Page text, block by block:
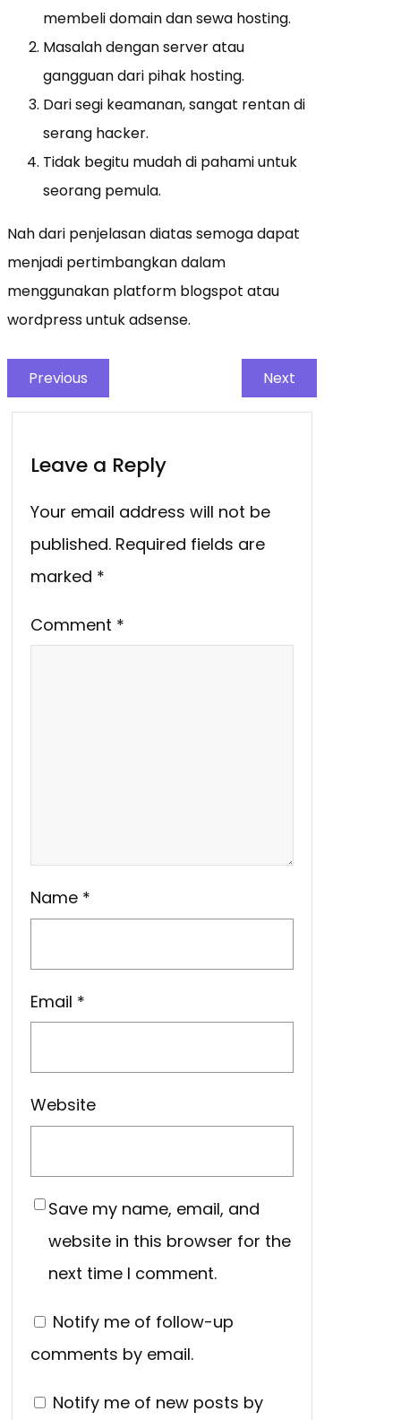
membeli domain dan sewa hosting.
Masalah dengan server atau
gangguan dari pihak hosting.
Dari segi keamanan, sangat rentan di
serang hacker.
Tidak begitu mudah di pahami untuk
seorang pemula.
Nah dari penjelasan diatas semoga dapat
menjadi pertimbangkan dalam
menggunakan platform blogspot atau
wordpress untuk adsense.
Previous Next
Leave a Reply
Your email address will not be
published. Required fields are
marked *
Comment *
Name *
Email *
Website
Save my name, email, and
website in this browser for the
next time I comment.
Notify me of follow-up
comments by email.
Notify me of new posts by